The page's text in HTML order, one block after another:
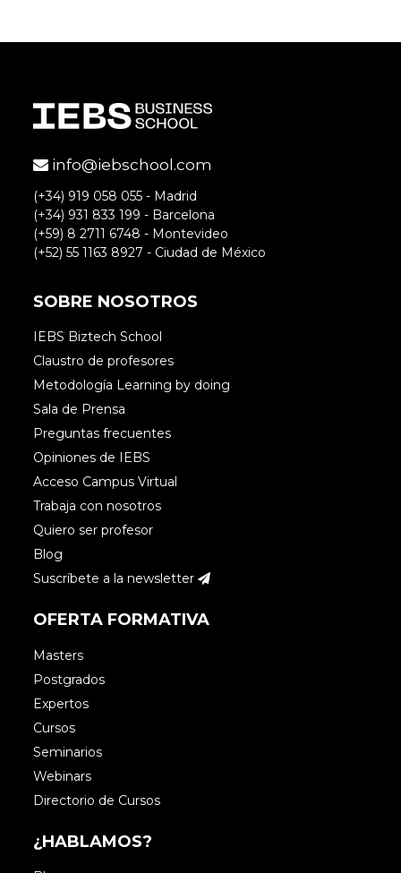
info@iebschool.com
(+34) 919 058 055 - Madrid
(+34) 931 833 199 - Barcelona
(+59) 8 2711 6748 - Montevideo
(+52) 55 1163 8927 - Ciudad de México
SOBRE NOSOTROS
IEBS Biztech School
Claustro de profesores
Metodología Learning by doing
Sala de Prensa
Preguntas frecuentes
Opiniones de IEBS
Acceso Campus Virtual
Trabaja con nosotros
Quiero ser profesor
Blog
Suscríbete a la newsletter
OFERTA FORMATIVA
Masters
Postgrados
Expertos
Cursos
Seminarios
Webinars
Directorio de Cursos
¿HABLAMOS?